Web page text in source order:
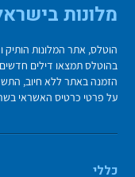
מלונות
הוטלס, אתר המלונות הותיק
בהוטלס תמצאו דילים
על פרטי כרטיס האשראי
כללי